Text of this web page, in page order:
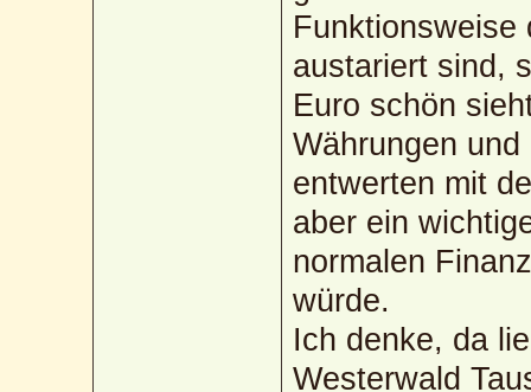
Funktionsweise
austariert sind,
Euro schön
Währungen
entwerten mit
aber ein
normalen
würde.
Ich denke, da
Westerwald